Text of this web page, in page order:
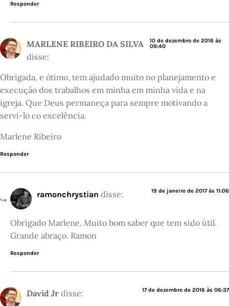
Responder
MARLENE RIBEIRO DA SILVA
disse:
10 de dezembro de 2016 às
09:40
Obrigada, e ótimo, tem ajudado muito no planejamento e
execução dos trabalhos em minha em minha vida e na
igreja. Que Deus permaneça para sempre motivando a
servi-lo co excelência.
Marlene Ribeiro
Responder
ramonchrystian disse: 19 de janeiro de 2017 às 11:06
Obrigado Marlene. Muito bom saber que tem sido útil.
Grande abraço. Ramon
Responder
David Jr disse: 17 de dezembro de 2016 às 06:37